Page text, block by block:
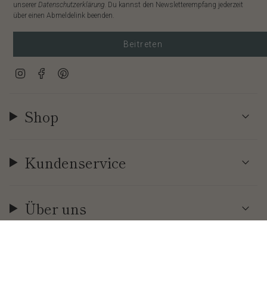
unserer Datenschutzerklärung. Du kannst den Newsletterempfang jederzeit
über einen Abmeldelink beenden.
Beitreten
InstagramFacebook
Shop
Kundenservice
Über uns